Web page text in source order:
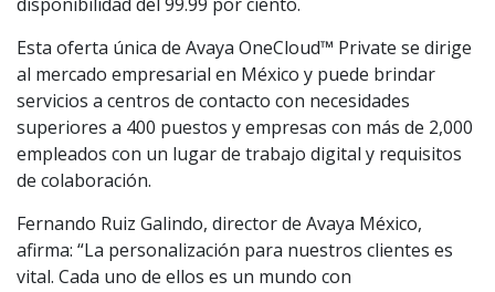
Esta oferta única de Avaya OneCloud™ Private se dirige
al mercado empresarial en México y puede brindar
servicios a centros de contacto con necesidades
superiores a 400 puestos y empresas con más de 2,000
empleados con un lugar de trabajo digital y requisitos
de colaboración.
Fernando Ruiz Galindo, director de Avaya México,
afirma: “La personalización para nuestros clientes es
vital. Cada uno de ellos es un mundo con